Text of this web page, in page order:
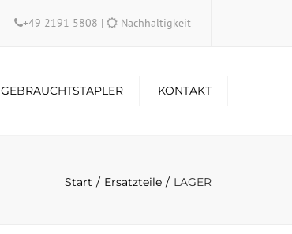
+49 2191 5808 | Nachhaltigkeit
GEBRAUCHTSTAPLER KONTAKT
Start Ersatzteile LAGER